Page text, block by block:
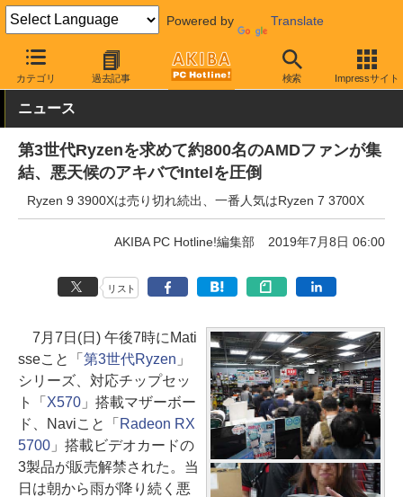
Powered by Translate
カテゴリ 過去記事 検索 Impressサイト
AKIBA PC Hotline! PCパーツ CPU
ニュース
第3世代Ryzenを求めて約800名のAMDファンが集
結、悪天候のアキバでIntelを圧倒
Ryzen 9 3900Xは売り切れ続出、一番人気はRyzen 7 3700X
AKIBA PC Hotline!編集部 2019年7月8日 06:00
リスト
7月7日(日) 午後7時にMati
sseこと「 第3世代Ryzen 」
シリーズ、対応チップセッ
ト「 X570」搭載マザーボー
ド、Naviこと「 Radeon RX
5700」搭載ビデオカードの
3製品が販売解禁された。当
日は朝から雨が降り続く悪